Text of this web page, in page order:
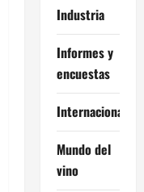
Industria
Informes y
encuestas
Internacional
Mundo del
vino